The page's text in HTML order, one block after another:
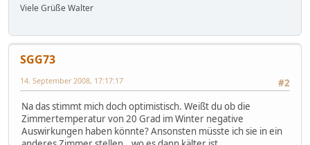
Viele Grüße Walter
SGG73
#2
14. September 2008, 17:17:17
Na das stimmt mich doch optimistisch. Weißt du ob die
Zimmertemperatur von 20 Grad im Winter negative
Auswirkungen haben könnte? Ansonsten müsste ich sie in ein